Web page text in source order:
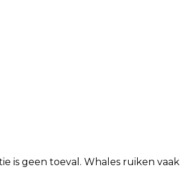
is geen toeval. Whales ruiken vaak